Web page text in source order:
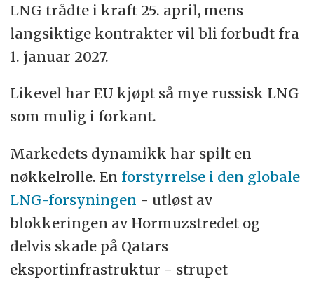
LNG trådte i kraft 25. april, mens
langsiktige kontrakter vil bli forbudt fra
1. januar 2027.
Likevel har EU kjøpt så mye russisk LNG
som mulig i forkant.
Markedets dynamikk har spilt en
nøkkelrolle. En forstyrrelse i den globale
LNG-forsyningen - utløst av
blokkeringen av Hormuzstredet og
delvis skade på Qatars
eksportinfrastruktur - strupet